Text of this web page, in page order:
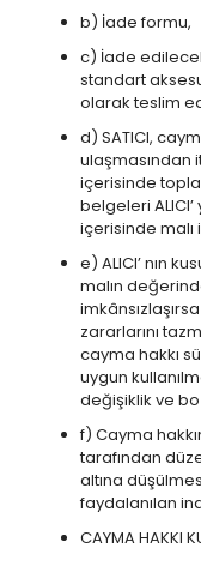
b) İade formu,
c) İade
standart
olarak teslim
d) SATICI,
ulaşmasından
içerisinde
belgeleri
içerisinde
e) ALICI’ nın
malın
zararlarını
cayma hakkı
uygun
değişiklik ve
f) Cayma
tarafından
altına
faydalanılan
CAYMA HAKKI